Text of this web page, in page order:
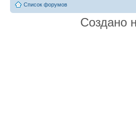
Список форумов
Создано